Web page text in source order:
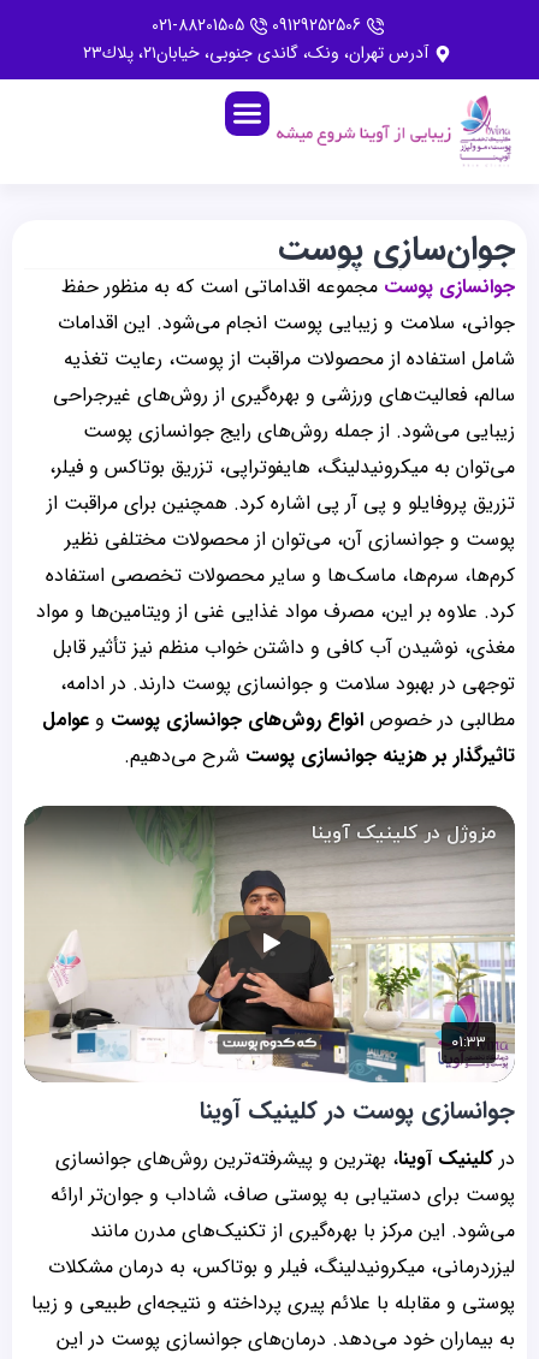
09129252506
021-88201505
آدرس تهران، ونک، گاندى جنوبى، خيابان٢١، پلاك٢٣
جوان‌سازی پوست
جوانسازی پوست مجموعه اقداماتی است که به منظور حفظ
جوانی، سلامت و زیبایی پوست انجام می‌شود. این اقدامات
شامل استفاده از محصولات مراقبت از پوست، رعایت تغذیه
سالم، فعالیت‌های ورزشی و بهره‌گیری از روش‌های غیرجراحی
زیبایی می‌شود. از جمله روش‌های رایج جوانسازی پوست
می‌توان به میکرونیدلینگ، هایفوتراپی، تزریق بوتاکس و فیلر،
تزریق پروفایلو و پی آر پی اشاره کرد. همچنین برای مراقبت از
پوست و جوانسازی آن، می‌توان از محصولات مختلفی نظیر
کرم‌ها، سرم‌ها، ماسک‌ها و سایر محصولات تخصصی استفاده
کرد. علاوه بر این، مصرف مواد غذایی غنی از ویتامین‌ها و مواد
مغذی، نوشیدن آب کافی و داشتن خواب منظم نیز تأثیر قابل
توجهی در بهبود سلامت و جوانسازی پوست دارند. در ادامه،
مطالبی در خصوص انواع روش‌های جوانسازی پوست و عوامل
تاثیرگذار بر هزینه جوانسازی پوست شرح می‌دهیم.
جوانسازی پوست در کلینیک آوینا
در کلینیک آوینا، بهترین و پیشرفته‌ترین روش‌های جوانسازی
پوست برای دستیابی به پوستی صاف، شاداب و جوان‌تر ارائه
می‌شود. این مرکز با بهره‌گیری از تکنیک‌های مدرن مانند
لیزردرمانی، میکرونیدلینگ، فیلر و بوتاکس، به درمان مشکلات
پوستی و مقابله با علائم پیری پرداخته و نتیجه‌ای طبیعی و زیبا
به بیماران خود می‌دهد. درمان‌های جوانسازی پوست در این